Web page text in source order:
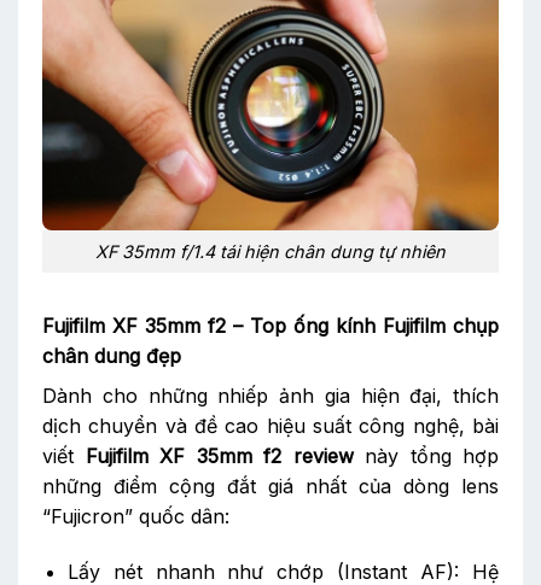
XF 35mm f/1.4 tái hiện chân dung tự nhiên
Fujifilm XF 35mm f2 – Top ống kính Fujifilm chụp
chân dung đẹp
Dành cho những nhiếp ảnh gia hiện đại, thích
dịch chuyển và đề cao hiệu suất công nghệ, bài
viết Fujifilm XF 35mm f2 reviewnày tổng hợp
những điểm cộng đắt giá nhất của dòng lens
“Fujicron” quốc dân:
Lấy nét nhanh như chớp (Instant AF): Hệ